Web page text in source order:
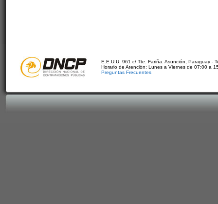
E.E.U.U. 961 c/ Tte. Fariña. Asunción, Paraguay -
Horario de Atención: Lunes a Viernes de 07:00 a
Preguntas Frecuentes